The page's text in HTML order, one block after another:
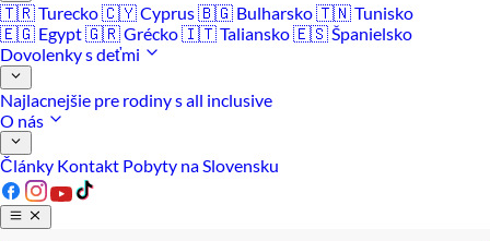
🇹🇷 Turecko🇨🇾 Cyprus🇧🇬 Bulharsko🇹🇳 Tunisko
🇪🇬 Egypt🇬🇷 Grécko🇮🇹 Taliansko🇪🇸 Španielsko
Dovolenky s deťmi
Najlacnejšie pre rodiny s all inclusive
O nás
Články Kontakt Pobyty na Slovensku